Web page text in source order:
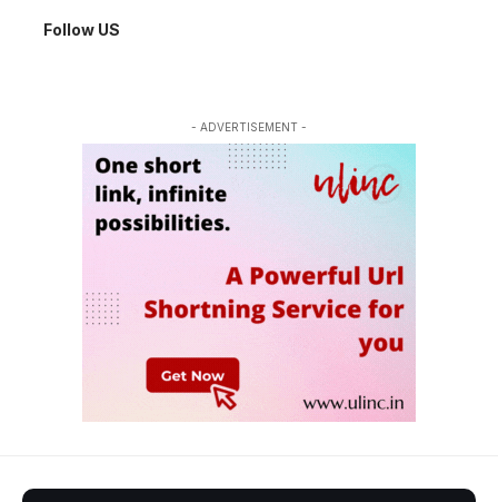
Follow US
- ADVERTISEMENT -